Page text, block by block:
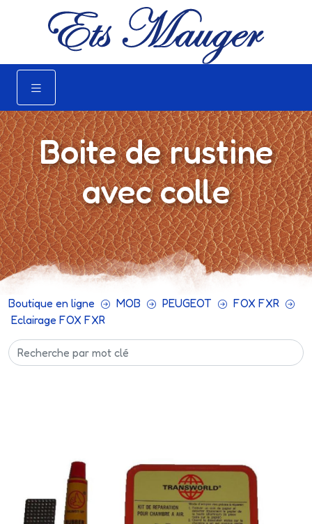
Boite de rustine
avec colle
Boutique en ligne MOB PEUGEOT
FOX FXR
Eclairage FOX FXR